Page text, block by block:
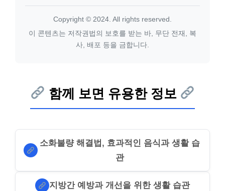
Copyright © 2024. All rights reserved.
이 콘텐츠는 저작권법의 보호를 받는 바, 무단 전재, 복
사, 배포 등을 금합니다.
함께 보면 유용한 정보
소화불량 해결법, 효과적인 음식과 생활 습
관
지방간 예방과 개선을 위한 생활 습관